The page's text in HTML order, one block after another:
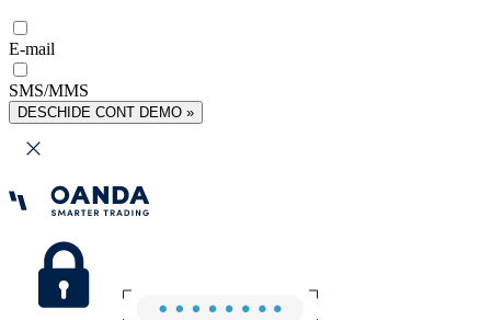
E-mail
SMS/MMS
DESCHIDE CONT DEMO »